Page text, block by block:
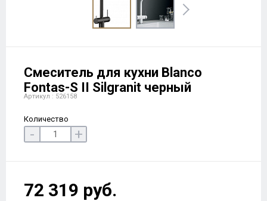
Смеситель для кухни Blanco
Fontas-S II Silgranit черный
Артикул : 526158
Количество
- +
72 319 руб.